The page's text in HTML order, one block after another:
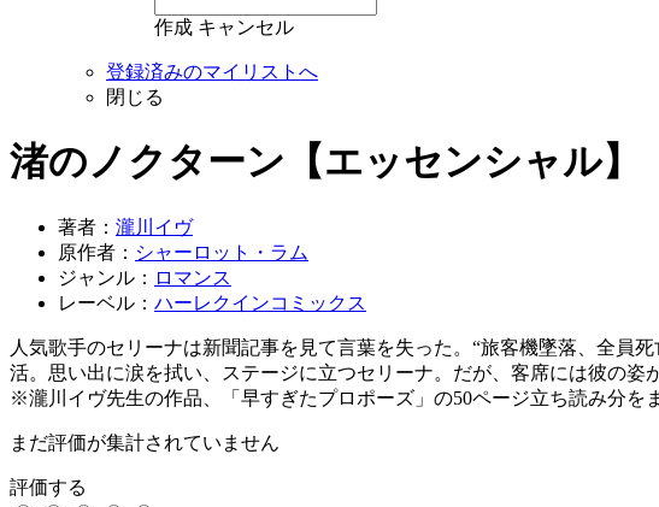
作成 キャンセル
登録済みのマイリストへ
閉じる
渚のノクターン【エッセンシャル】
著者： 瀧川イヴ
原作者： シャーロット・ラム
ジャンル： ロマンス
レーベル： ハーレクインコミックス
人気歌手のセリーナは新聞記事を見て言葉を失った。“旅客機墜落、全員
活。思い出に涙を拭い、ステージに立つセリーナ。だが、客席には彼の姿
※瀧川イヴ先生の作品、「早すぎたプロポーズ」の50ページ立ち読み分を
まだ評価が集計されていません
評価する